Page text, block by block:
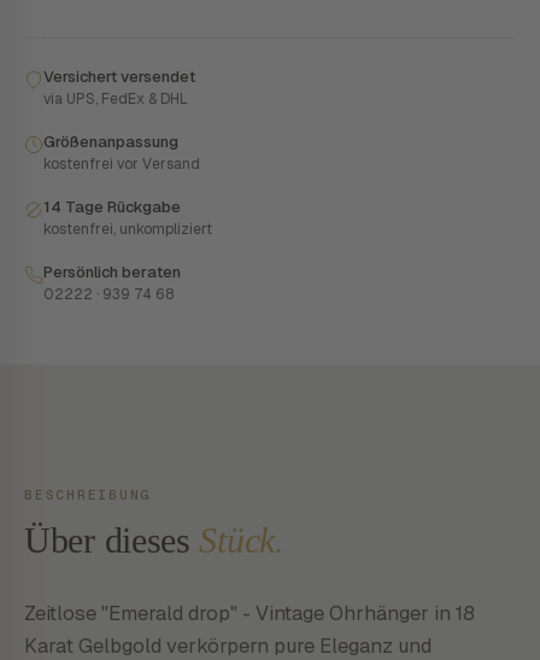
Versichert versendet
via UPS, FedEx & DHL
Größenanpassung
kostenfrei vor Versand
14 Tage Rückgabe
kostenfrei, unkompliziert
Persönlich beraten
02222 · 939 74 68
BESCHREIBUNG
Über dieses Stück.
Zeitlose "Emerald drop" - Vintage Ohrhänger in 18
Karat Gelbgold verkörpern pure Eleganz und